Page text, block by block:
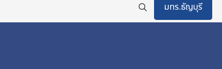
มทร.ธัญบุรี